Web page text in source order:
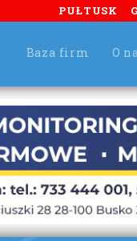
PUŁTUSK
Baza firm O